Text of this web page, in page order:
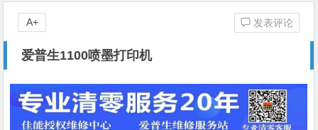
爱普生1100喷墨打印机
发表评论
A+